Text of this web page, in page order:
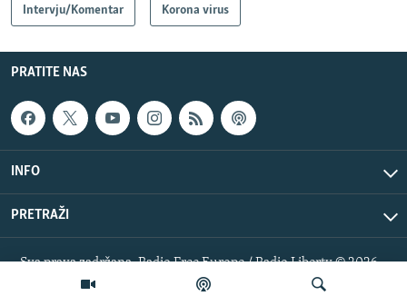
Intervju/Komentar Korona virus
PRATITE NAS
INFO
PRETRAŽI
Sva prava zadržana. Radio Free Europe / Radio Liberty © 2026
RFE/RL, Inc.